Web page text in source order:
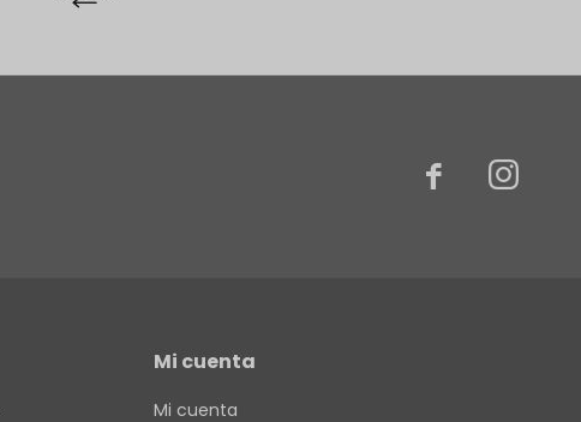
 
Mi cuenta
Mi cuenta